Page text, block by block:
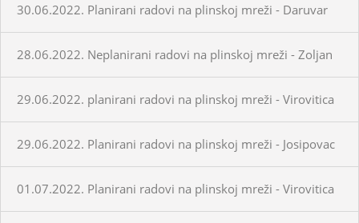
30.06.2022. Planirani radovi na plinskoj mreži - Daruvar
28.06.2022. Neplanirani radovi na plinskoj mreži - Zoljan
29.06.2022. planirani radovi na plinskoj mreži - Virovitica
29.06.2022. Planirani radovi na plinskoj mreži - Josipovac
01.07.2022. Planirani radovi na plinskoj mreži - Virovitica